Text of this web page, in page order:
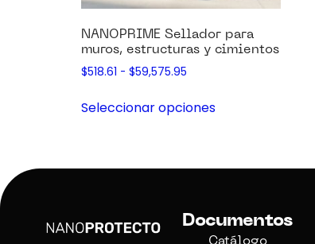
NANOPRIME Sellador para
muros, estructuras y cimientos
$518.61 - $59,575.95
Seleccionar opciones
Documentos